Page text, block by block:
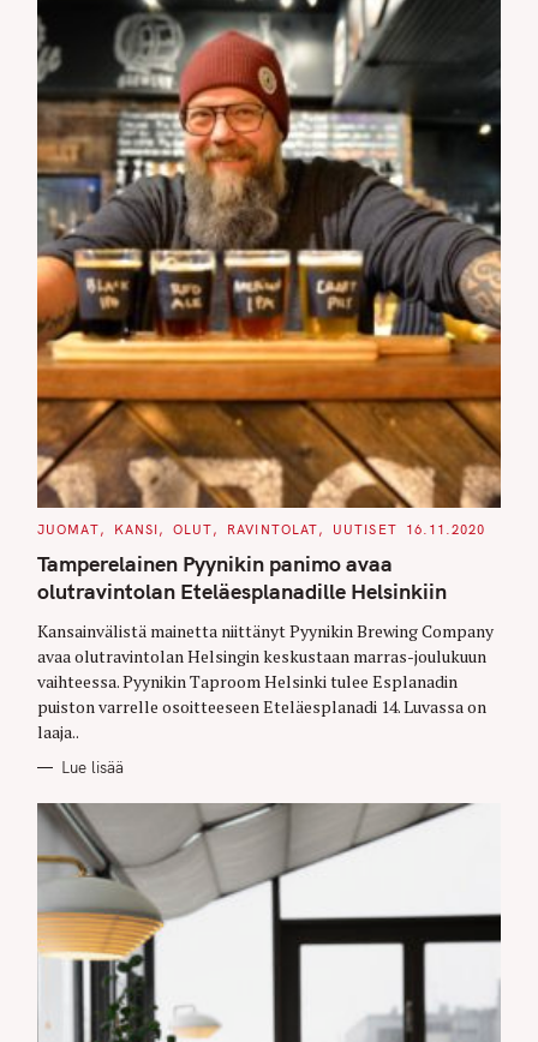
C
T
E
G
O
I
E
S
JUOMAT KANSI OLUT RAVINTOLAT UUTISET 16.11.2020
Tamperelainen Pyynikin panimo avaa
olutravintolan Eteläesplanadille Helsinkiin
Kansainvälistä mainetta niittänyt Pyynikin Brewing Company
avaa olutravintolan Helsingin keskustaan marras-joulukuun
vaihteessa. Pyynikin Taproom Helsinki tulee Esplanadin
puiston varrelle osoitteeseen Eteläesplanadi 14. Luvassa on
laaja..
Lue lisää